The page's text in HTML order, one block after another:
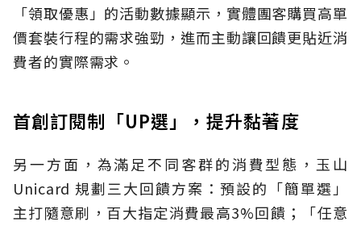
「領取優惠」的活動數據顯示，實體團客購買高單
價套裝行程的需求強勁，進而主動讓回饋更貼近消
費者的實際需求。
首創訂閱制「UP選」，提升黏著度
另一方面，為滿足不同客群的消費型態，玉山
Unicard 規劃三大回饋方案：預設的「簡單選」
主打隨意刷，百大指定消費最高3%回饋；「任意